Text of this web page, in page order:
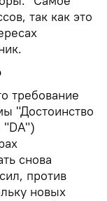
так как это
требование
"Достоинство
снова
против
новых